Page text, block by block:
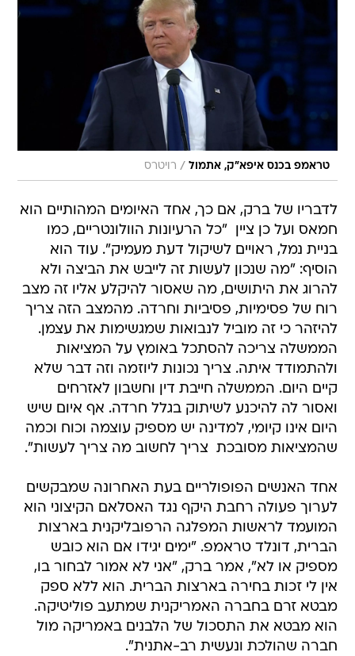
טראמפ בכנס איפא"ק, אתמול / רויטרס
לדבריו של ברק, אם כך, אחד האיומים המהותיים הוא
חמאס ועל כן ציין  "כל הרעיונות הוולונטריים, כמו
בניית נמל, ראויים לשיקול דעת מעמיק". עוד הוא
הוסיף: "מה שנכון לעשות זה לייבש את הביצה ולא
להרוג את היתושים, מה שאסור להיקלע אליו זה מצב
רוח של פסימיות, פסיביות וחרדה. מהמצב הזה צריך
להיזהר כי זה מוביל לנבואות שמגשימות את עצמן.
הממשלה צריכה להסתכל באומץ על המציאות
ולהתמודד איתה. צריך נכונות ליוזמה וזה דבר שלא
קיים היום. הממשלה חייבת דין וחשבון לאזרחים
ואסור לה להיכנע לשיתוק בגלל חרדה. אף איום שיש
היום אינו קיומי, למדינה יש מספיק עוצמה וכוח וכמה
שהמציאות מסובכת  צריך לחשוב מה צריך לעשות".
אחד האנשים הפופולריים בעת האחרונה שמבקשים
לערוך פעולה רחבת היקף נגד האסלאם הקיצוני הוא
המועמד לראשות המפלגה הרפובליקנית בארצות
הברית, דונלד טראמפ. "ימים יגידו אם הוא כובש
מספיק או לא", אמר ברק, "אני לא אמור לבחור בו,
אין לי זכות בחירה בארצות הברית. הוא ללא ספק
מבטא זרם בחברה האמריקנית שמתעב פוליטיקה.
הוא מבטא את התסכול של הלבנים באמריקה מול
חברה שהולכת ונעשית רב-אתנית".